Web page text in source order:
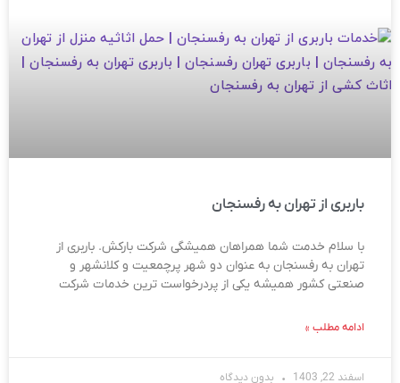
باربری از تهران به رفسنجان
با سلام خدمت شما همراهان همیشگی شرکت بارکش. باربری از
تهران به رفسنجان به عنوان دو شهر پرچمعیت و کلانشهر و
صنعتی کشور همیشه یکی از پردرخواست ترین خدمات شرکت
ادامه مطلب »
اسفند 22, 1403 بدون دیدگاه